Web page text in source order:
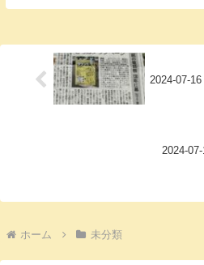
2024-07-16
2024-
ホーム 未分類